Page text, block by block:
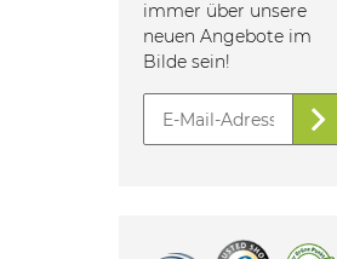
immer über unsere
neuen Angebote im
Bilde sein!